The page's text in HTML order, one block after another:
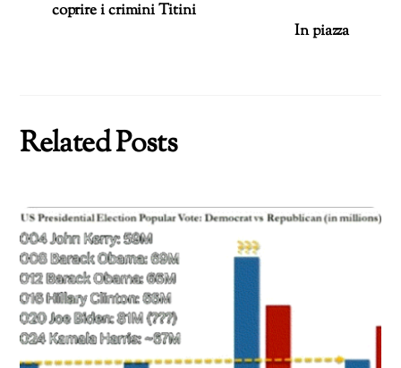
coprire i crimini Titini
In piazza
Related Posts